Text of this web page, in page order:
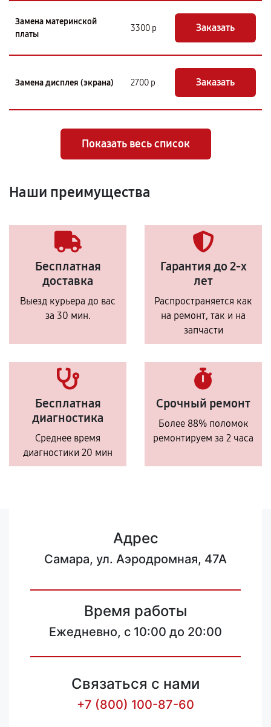
Замена материнской
платы
3300 р Заказать
Замена дисплея (экрана) 2700 р Заказать
Показать весь список
Наши преимущества
Бесплатная
доставка
Выезд курьера до вас
за 30 мин.
Гарантия до 2-х
лет
Распространяется как
на ремонт, так и на
запчасти
Бесплатная
диагностика
Среднее время
диагностики 20 мин
Срочный ремонт
Более 88% поломок
ремонтируем за 2 часа
Адрес
Самара, ул. Аэродромная, 47А
Время работы
Ежедневно, с 10:00 до 20:00
Связаться с нами
+7 (800) 100-87-60